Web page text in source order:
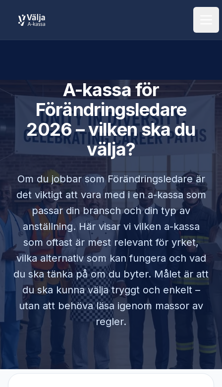
A-kassa för
Förändringsledare
2026 – vilken ska du
välja?
Om du jobbar som Förändringsledareär
det viktigt att vara med i en a-kassa som
passar din bransch och din typ av
anställning. Här visar vi vilken a-kassa
som oftast är mest relevant för yrket,
vilka alternativ som kan fungera och vad
du ska tänka på om du byter. Målet är att
du ska kunna välja tryggt och enkelt –
utan att behöva läsa igenom massor av
regler.